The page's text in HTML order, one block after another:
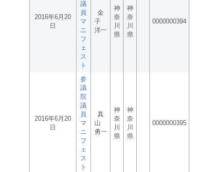
2016年6月20
日
議
員
マ
ニ
フ
ェ
ス
ト
金
子
洋一
神
奈
川
県
神
奈
川
県
0000000394
2016年6月20
日
参
議
院
議
員
マ
ニ
フ
ェ
ス
ト
真
山
勇一
神
奈
川
県
神
奈
川
県
0000000395